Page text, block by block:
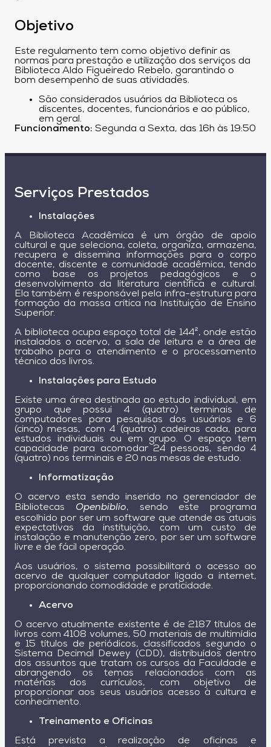
Objetivo
Este regulamento tem como objetivo definir as
normas para prestação e utilização dos serviços da
Biblioteca Aldo Figueiredo Rebelo, garantindo o
bom desempenho de suas atividades.
São considerados usuários da Biblioteca os
discentes, docentes, funcionários e ao público,
em geral.
Funcionamento: Segunda a Sexta, das 16h às 19:50
Serviços Prestados
Instalações
A Biblioteca Acadêmica é um órgão de apoio
cultural e que seleciona, coleta, organiza, armazena,
recupera e dissemina informações para o corpo
docente, discente e comunidade acadêmica, tendo
como base os projetos pedagógicos e o
desenvolvimento da literatura científica e cultural.
Ela também é responsável pela infra-estrutura para
formação da massa crítica na Instituição de Ensino
Superior.
A biblioteca ocupa espaço total de 144², onde estão
instalados o acervo, a sala de leitura e a área de
trabalho para o atendimento e o processamento
técnico dos livros.
Instalações para Estudo
Existe uma área destinada ao estudo individual, em
grupo que possui 4 (quatro) terminais de
computadores para pesquisas dos usuários e 6
(cinco) mesas, com 4 (quatro) cadeiras cada, para
estudos individuais ou em grupo. O espaço tem
capacidade para acomodar 24 pessoas, sendo 4
(quatro) nos terminais e 20 nas mesas de estudo.
Informatização
O acervo esta sendo inserido no gerenciador de
Bibliotecas Openbiblio, sendo este programa
escolhido por ser um software que atende as atuais
expectativas da instituição, com um custo de
instalação e manutenção zero, por ser um software
livre e de fácil operação.
Aos usuários, o sistema possibilitará o acesso ao
acervo de qualquer computador ligado a internet,
proporcionando comodidade e praticidade.
Acervo
O acervo atualmente existente é de 2187 títulos de
livros com 4108 volumes, 50 materiais de multimídia
e 15 títulos de periódicos, classificados segundo o
Sistema Decimal Dewey (CDD), distribuídos dentro
dos assuntos que tratam os cursos da Faculdade e
abrangendo os temas relacionados com as
matérias dos currículos, com objetivo de
proporcionar aos seus usuários acesso à cultura e
conhecimento.
Treinamento e Oficinas
Está prevista a realização de oficinas e